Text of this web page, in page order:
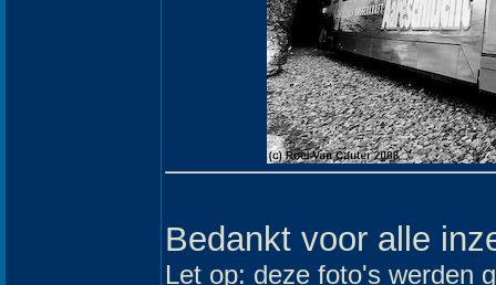
Bedankt voor alle
Let op: deze foto's werden